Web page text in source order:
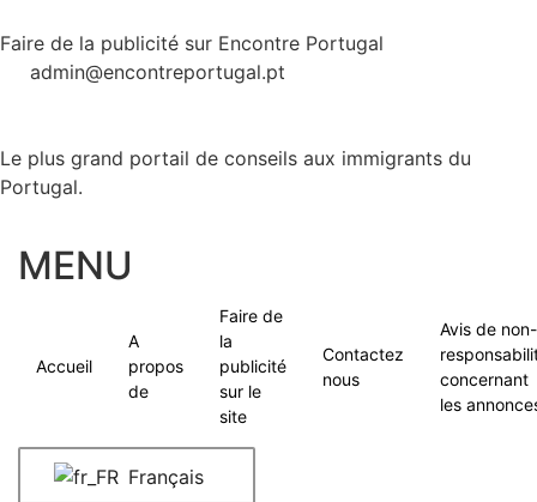
Faire de la publicité sur Encontre Portugal
admin@encontreportugal.pt
Le plus grand portail de conseils aux immigrants du
Portugal.
MENU
Accueil
A
propos
de
Faire de
la
publicité
sur le
site
Contactez
nous
Avis de non-
concernant
les
Français